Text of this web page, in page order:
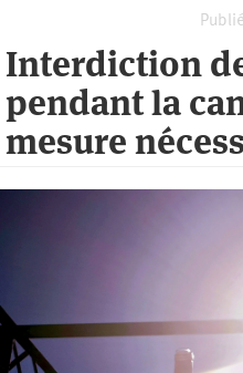
Interdiction
pendant la
mesure